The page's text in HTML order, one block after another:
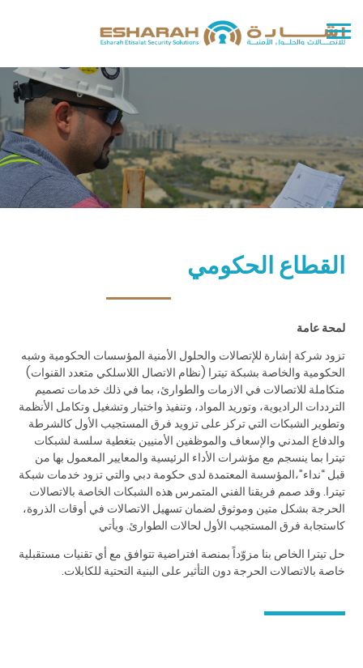
القطاع الحكومي
لمحة عامة
تزود شركة إشارة للإتصالات والحلول الأمنية المؤسسات الحكومية وشبه
الحكومية والخاصة بشبكة تيترا (نظام الاتصال اللاسلكي متعدد القنوات)
متكاملة للاتصالات في الازمات والطوارئ، بما في ذلك خدمات تصميم
الترددات الراديوية، وتوريد المواد، وتنفيذ واختبار وتشغيل وتكامل الأنظمة
وتطوير الشبكات التي تركز على تزويد فرق المستجيب الأول كالشرطة
والدفاع المدني والإسعاف والموظفين الأمنيين بتغطية سلسة لشبكات
تيترا بما ينسجم مع مؤشرات الأداء الرئيسية والمعايير المعمول بها من
قبل “نداء”،المؤسسة المعتمدة لدى حكومة دبي والتي تزود خدمات شبكة
تيترا. وقد صمم فريقنا الفني المتمرس هذه الشبكات الخاصة بالاتصالات
الحرجة بشكل متين وموثوق لضمان تسهيل الاتصالات في أوقات الذروة،
كاستجابة فرق المستجيب الأول لحالات الطوارئ. ويأتي
حل تيترا الخاص بنا مزوّداً بمنصة افتراضية تتوافق مع أي تقنيات مستقبلية
خاصة بالاتصالات الحرجة دون التأثير على البنية التحتية للكابلات.